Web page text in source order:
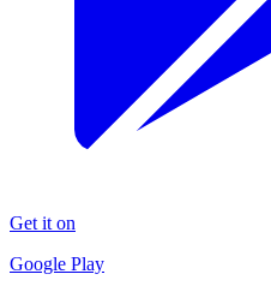
Get it on
Google Play